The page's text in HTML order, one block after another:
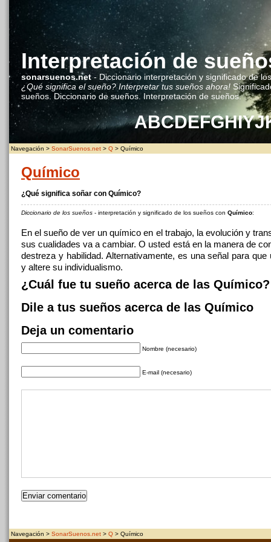
Interpretación de
sonarsuenos.net- Diccionario interpretación y significado de
¿Qué significa el sueño? Interpretar tus sueños ahora!
sueños. Diccionario de sueños. Interpretación de sueños.
ABCDEFGHIYJ
Navegación > SonarSuenos.net > Q > Químico
Químico
¿Qué significa soñar con Químico?
Diccionario de los sueños - interpretación y significado de los sueños con Químico:
En el sueño de ver un químico en el trabajo, la evolución y
sus cualidades va a cambiar. O usted está en la manera de
destreza y habilidad. Alternativamente, es una señal para que
y altere su individualismo.
¿Cuál fue tu sueño acerca de las Químico?
Dile a tus sueños acerca de las Químico
Deja un comentario
Nombre (necesario)
E-mail (necesario)
Navegación > SonarSuenos.net > Q > Químico